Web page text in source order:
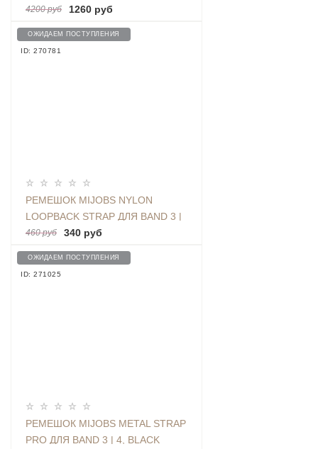
BAND 3 / 4
4200 руб 1260 руб
ОЖИДАЕМ ПОСТУПЛЕНИЯ
ID: 270781
РЕМЕШОК MIJOBS NYLON
LOOPBACK STRAP ДЛЯ BAND 3 |
4, GRAY
460 руб 340 руб
ОЖИДАЕМ ПОСТУПЛЕНИЯ
ID: 271025
РЕМЕШОК MIJOBS METAL STRAP
PRO ДЛЯ BAND 3 | 4, BLACK